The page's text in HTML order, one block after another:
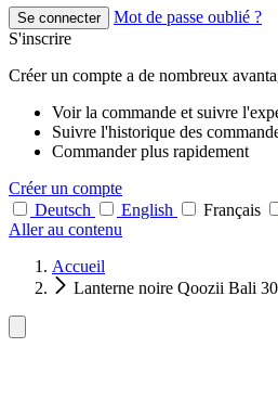
Se connecter
Mot de passe oublié ?
S'inscrire
Créer un compte a de nombreux
Voir la commande et suivre
Suivre l'historique des
Commander plus rapidement
Créer un compte
Deutsch
English Français
Aller au contenu
Accueil
Lanterne noire Qoozii Bali